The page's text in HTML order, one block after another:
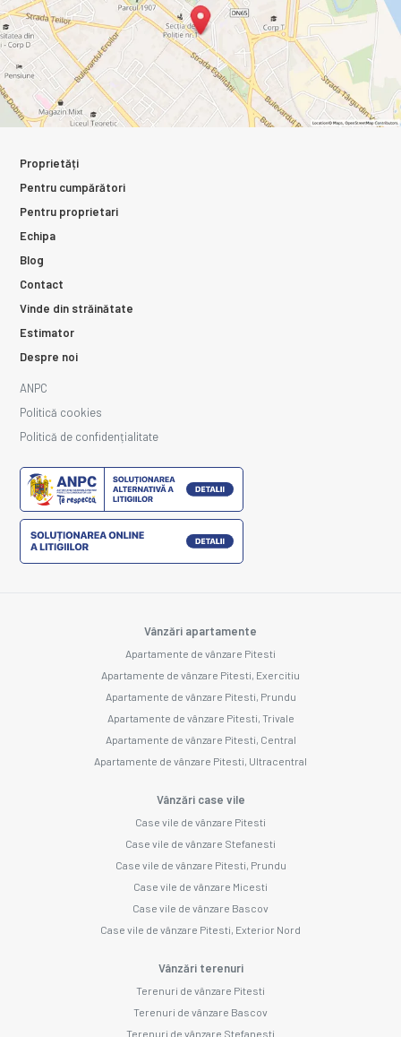
Proprietăți
Pentru cumpărători
Pentru proprietari
Echipa
Blog
Contact
Vinde din străinătate
Estimator
Despre noi
ANPC
Politică cookies
Politică de confidențialitate
Vânzări apartamente
Apartamente de vânzare Pitesti
Apartamente de vânzare Pitesti, Exercitiu
Apartamente de vânzare Pitesti, Prundu
Apartamente de vânzare Pitesti, Trivale
Apartamente de vânzare Pitesti, Central
Apartamente de vânzare Pitesti, Ultracentral
Vânzări case vile
Case vile de vânzare Pitesti
Case vile de vânzare Stefanesti
Case vile de vânzare Pitesti, Prundu
Case vile de vânzare Micesti
Case vile de vânzare Bascov
Case vile de vânzare Pitesti, Exterior Nord
Vânzări terenuri
Terenuri de vânzare Pitesti
Terenuri de vânzare Bascov
Terenuri de vânzare Stefanesti